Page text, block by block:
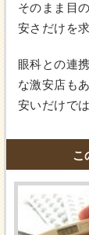
そのまま目
安さだけを
眼科との連
な激安店も
安いだけで
こ